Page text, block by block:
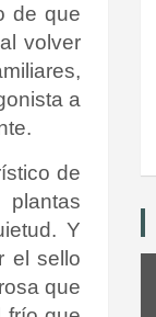
de que
volver
a
de
Y
el sello
que